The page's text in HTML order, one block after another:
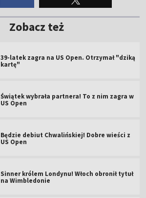
Zobacz też
39-latek zagra na US Open. Otrzymał "dziką
kartę"
Świątek wybrała partnera! To z nim zagra w
US Open
Będzie debiut Chwalińskiej! Dobre wieści z
US Open
Sinner królem Londynu! Włoch obronił tytuł
na Wimbledonie